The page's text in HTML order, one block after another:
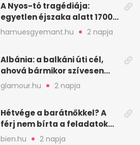
A Nyos-tó tragédiája:
egyetlen éjszaka alatt 1700
ember halt meg
hamuesgyemant.hu 2 napja
Albánia: a balkáni úti cél,
ahová bármikor szívesen
visszamennék
glamour.hu 2 napja
Hétvége a barátnőkkel? A
férj nem bírta a feladatokat,
a feleség levegőt kér
bien.hu 2 napja